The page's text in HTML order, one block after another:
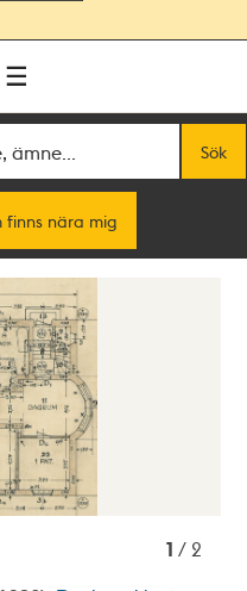
Sök
finns nära mig
1 / 2